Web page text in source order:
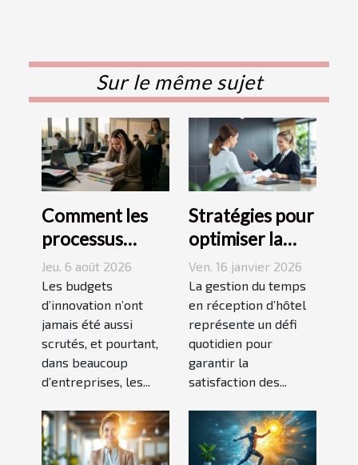
Sur le même sujet
Comment les
processus
invisibles
freinent
l’innovation en
entreprise
Jeu. 6 août 2026
Les budgets
d’innovation n’ont
jamais été aussi
scrutés, et pourtant,
dans beaucoup
d’entreprises, les...
Stratégies pour
optimiser la
gestion du
temps en
réception
d’hôtel
Ven. 16 janvier 2026
La gestion du temps
en réception d’hôtel
représente un défi
quotidien pour
garantir la
satisfaction des...